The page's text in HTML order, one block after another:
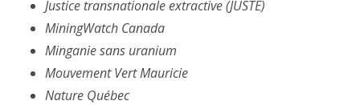
Justice transnationale extractive (JUSTE)
MiningWatch Canada
Minganie sans uranium
Mouvement Vert Mauricie
Nature Québec